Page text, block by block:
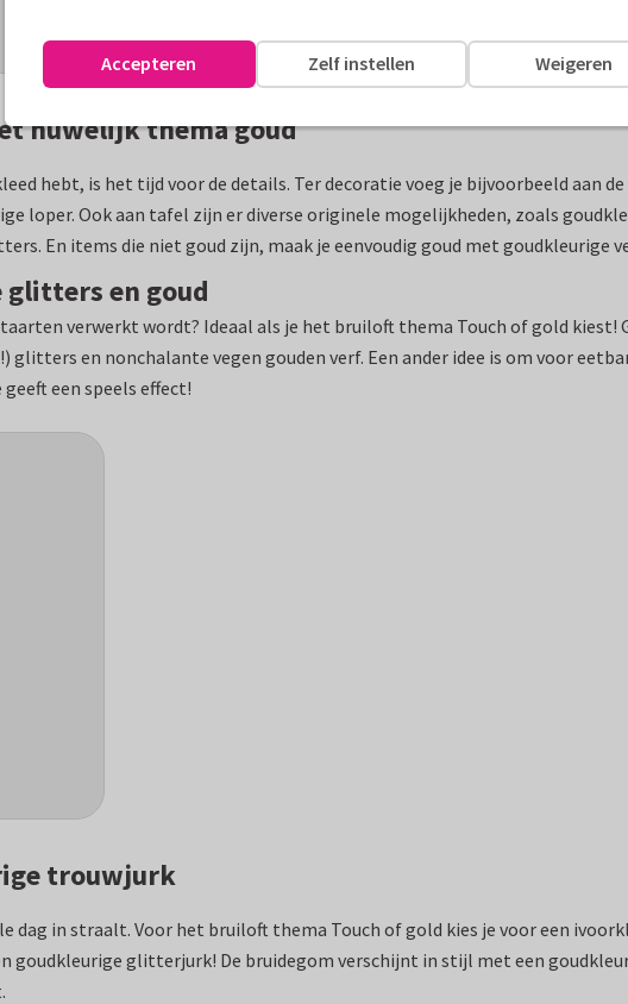
huwelijk thema goud
hebt, is het tijd voor de details. Ter decoratie voeg je bijvoorbeeld aan
loper. Ook aan tafel zijn er diverse originele mogelijkheden, zoals
En items die niet goud zijn, maak je eenvoudig goud met goudkleurige
en goud
verwerkt wordt? Ideaal als je het bruiloft thema Touch of gold kiest!
en nonchalante vegen gouden verf. Een ander idee is om voor
een speels effect!
trouwjurk
dag in straalt. Voor het bruiloft thema Touch of gold kies je voor een
goudkleurige glitterjurk! De bruidegom verschijnt in stijl met een
Weigeren
Zelf instellen
Accepteren